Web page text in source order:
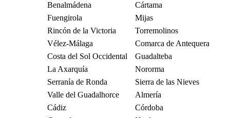
Benalmádena
Cártama
Fuengirola
Mijas
Rincón de la Victoria
Torremolinos
Vélez-Málaga
Comarca de Antequera
Costa del Sol Occidental
Guadalteba
La Axarquía
Nororma
Serranía de Ronda
Sierra de las Nieves
Valle del Guadalhorce
Almería
Cádiz
Córdoba